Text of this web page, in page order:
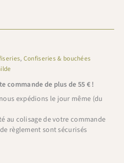
, Confiseries & bouchées
commande de plus de 55 € !
expédions le jour même (du
au colisage de votre commande
règlement sont sécurisés